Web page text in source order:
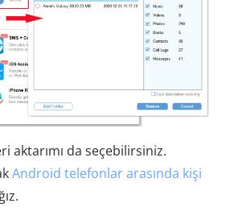
aktarımı da seçebilirsiniz.
Android telefonlar arasında kişi